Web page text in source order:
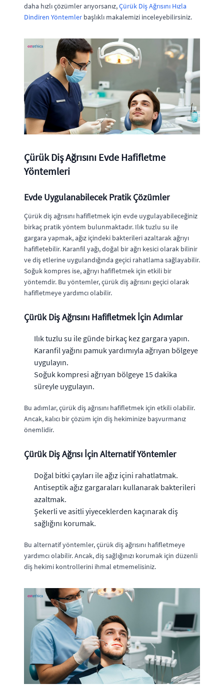
daha hızlı çözümler arıyorsanız,Çürük Diş Ağrısını Hızla
Dindiren Yöntemler başlıklı makalemizi inceleyebilirsiniz.
Çürük Diş Ağrısını Evde Hafifletme
Yöntemleri
Evde Uygulanabilecek Pratik Çözümler
Çürük diş ağrısını hafifletmek için evde uygulayabileceğiniz
birkaç pratik yöntem bulunmaktadır. Ilık tuzlu su ile
gargara yapmak, ağız içindeki bakterileri azaltarak ağrıyı
hafifletebilir. Karanfil yağı, doğal bir ağrı kesici olarak bilinir
ve diş etlerine uygulandığında geçici rahatlama sağlayabilir.
Soğuk kompres ise, ağrıyı hafifletmek için etkili bir
yöntemdir. Bu yöntemler, çürük diş ağrısını geçici olarak
hafifletmeye yardımcı olabilir.
Çürük Diş Ağrısını Hafifletmek İçin Adımlar
Ilık tuzlu su ile günde birkaç kez gargara yapın.
Karanfil yağını pamuk yardımıyla ağrıyan bölgeye
uygulayın.
Soğuk kompresi ağrıyan bölgeye 15 dakika
süreyle uygulayın.
Bu adımlar, çürük diş ağrısını hafifletmek için etkili olabilir.
Ancak, kalıcı bir çözüm için diş hekiminize başvurmanız
önemlidir.
Çürük Diş Ağrısı İçin Alternatif Yöntemler
Doğal bitki çayları ile ağız içini rahatlatmak.
Antiseptik ağız gargaraları kullanarak bakterileri
azaltmak.
Şekerli ve asitli yiyeceklerden kaçınarak diş
sağlığını korumak.
Bu alternatif yöntemler, çürük diş ağrısını hafifletmeye
yardımcı olabilir. Ancak, diş sağlığınızı korumak için düzenli
diş hekimi kontrollerini ihmal etmemelisiniz.